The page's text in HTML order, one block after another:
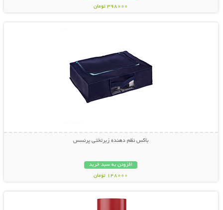
398000 تومان
باکس نظم دهنده زیرتختی پرنسس
افزودن به سبد خرید
148000 تومان